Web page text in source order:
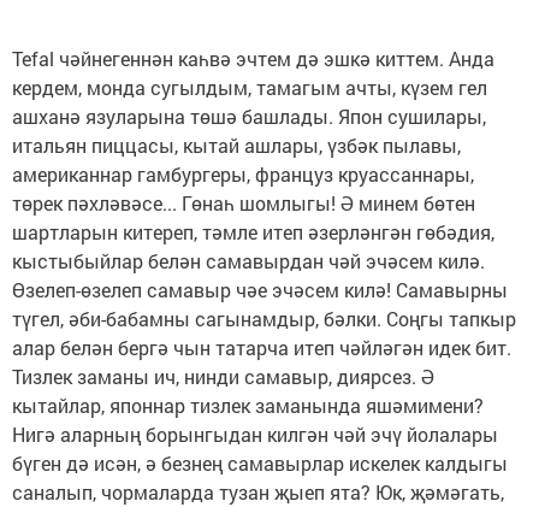
Tefal чәйнегеннән каһвә эчтем дә эшкә киттем. Анда
кердем, монда сугылдым, тамагым ачты, күзем гел
ашханә язуларына төшә башлады. Япон сушилары,
итальян пиццасы, кытай ашлары, үзбәк пылавы,
американнар гамбургеры, француз круассаннары,
төрек пәхләвәсе... Гөнаһ шомлыгы! Ә минем бөтен
шартларын китереп, тәмле итеп әзерләнгән гөбәдия,
кыстыбыйлар белән самавырдан чәй эчәсем килә.
Өзелеп-өзелеп самавыр чәе эчәсем килә! Самавырны
түгел, әби-бабамны сагынамдыр, бәлки. Соңгы тапкыр
алар белән бергә чын татарча итеп чәйләгән идек бит.
Тизлек заманы ич, нинди самавыр, диярсез. Ә
кытайлар, японнар тизлек заманында яшәмимени?
Нигә аларның борынгыдан килгән чәй эчү йолалары
бүген дә исән, ә безнең самавырлар искелек калдыгы
саналып, чормаларда тузан җыеп ята? Юк, җәмәгать,